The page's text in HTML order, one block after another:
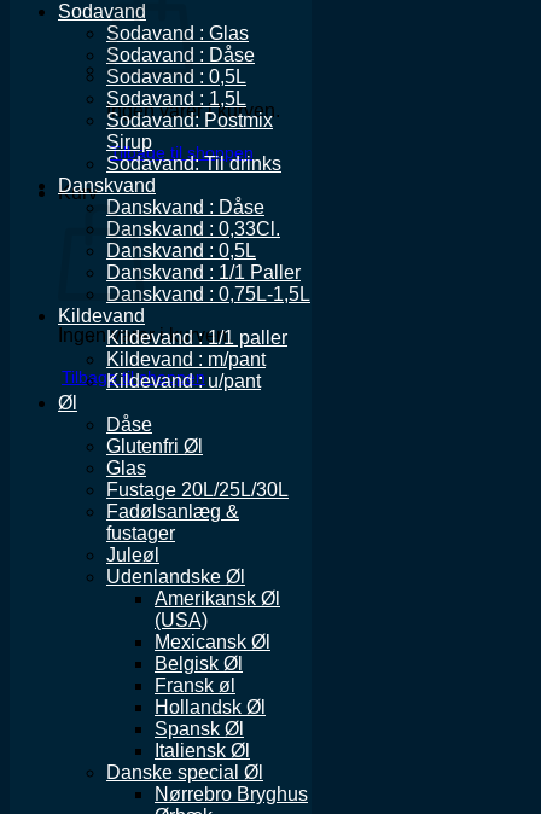
Ingen varer i kurven.
Tilbage til shoppen
Kurv
Ingen varer i kurven.
Tilbage til shoppen
Sodavand
Sodavand : Glas
Sodavand : Dåse
Sodavand : 0,5L
Sodavand : 1,5L
Sodavand: Postmix
Sirup
Sodavand: Til drinks
Danskvand
Danskvand : Dåse
Danskvand : 0,33Cl.
Danskvand : 0,5L
Danskvand : 1/1 Paller
Danskvand : 0,75L-1,5L
Kildevand
Kildevand : 1/1 paller
Kildevand : m/pant
Kildevand : u/pant
Øl
Dåse
Glutenfri Øl
Glas
Fustage 20L/25L/30L
Fadølsanlæg &
fustager
Juleøl
Udenlandske Øl
Amerikansk Øl
(USA)
Mexicansk Øl
Belgisk Øl
Fransk øl
Hollandsk Øl
Spansk Øl
Italiensk Øl
Danske special Øl
Nørrebro Bryghus